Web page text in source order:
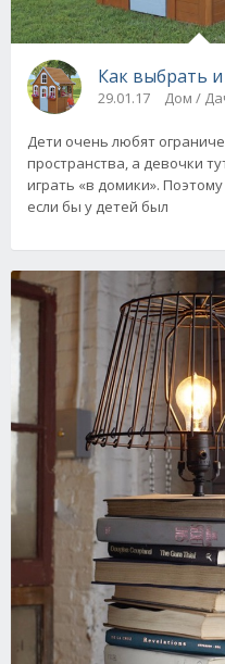
Как выбрать
29.01.17 Дом /
Дети очень любят
пространства, а девочки
играть «в домики».
если бы у детей был